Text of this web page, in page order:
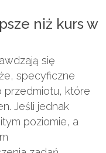
niż kurs w
się
specyficzne
przedmiotu, które
Jeśli jednak
poziomie, a